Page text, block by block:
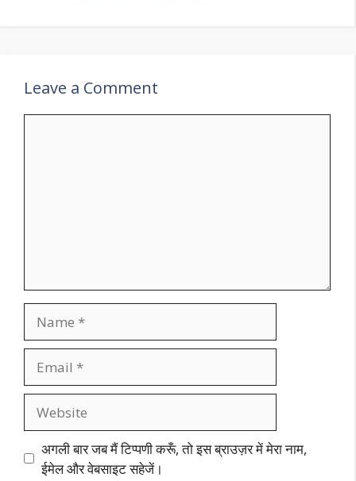
Leave a Comment
अगली बार जब मैं टिप्पणी करूँ, तो इस ब्राउज़र में मेरा नाम,
ईमेल और वेबसाइट सहेजें।